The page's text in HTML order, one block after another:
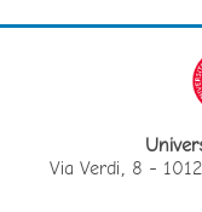
Via Verdi, 8 -